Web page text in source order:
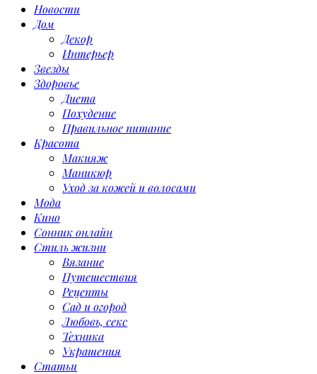
Новости
Дом
Декор
Интерьер
Звезды
Здоровье
Диета
Похудение
Правильное питание
Красота
Макияж
Маникюр
Уход за кожей и волосами
Мода
Кино
Сонник онлайн
Стиль жизни
Вязание
Путешествия
Рецепты
Сад и огород
Любовь, секс
Техника
Украшения
Статьи